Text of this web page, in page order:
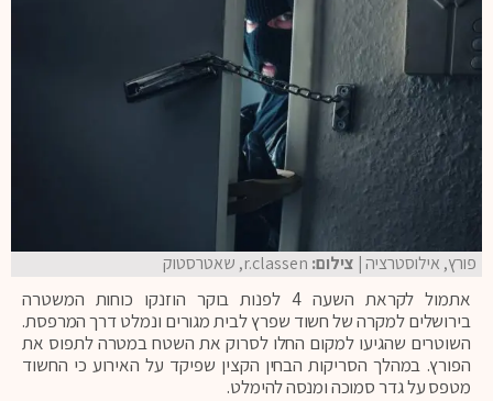
פורץ, אילוסטרציה| צילום: r.classen, שאטרסטוק
אתמול לקראת השעה 4 לפנות בוקר הוזנקו כוחות המשטרה
בירושלים למקרה של חשוד שפרץ לבית מגורים ונמלט דרך המרפסת.
השוטרים שהגיעו למקום החלו לסרוק את השטח במטרה לתפוס את
הפורץ. במהלך הסריקות הבחין הקצין שפיקד על האירוע כי החשוד
מטפס על גדר סמוכה ומנסה להימלט.